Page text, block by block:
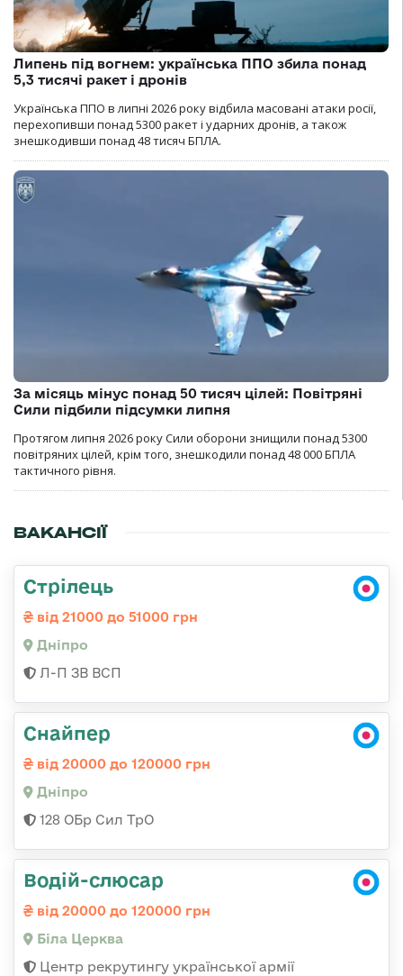
Липень під вогнем: українська ППО збила понад
5,3 тисячі ракет і дронів
Українська ППО в липні 2026 року відбила масовані атаки росії,
перехопивши понад 5300 ракет і ударних дронів, а також
знешкодивши понад 48 тисяч БПЛА.
За місяць мінус понад 50 тисяч цілей: Повітряні
Сили підбили підсумки липня
Протягом липня 2026 року Cили оборони знищили понад 5300
повітряних цілей, крім того, знешкодили понад 48 000 БПЛА
тактичного рівня.
ВАКАНСІЇ
Стрілець
від 21000 до 51000 грн
Дніпро
Л-П ЗВ ВСП
Снайпер
від 20000 до 120000 грн
Дніпро
128 ОБр Сил ТрО
Водій-слюсар
від 20000 до 120000 грн
Біла Церква
Центр рекрутингу української армії